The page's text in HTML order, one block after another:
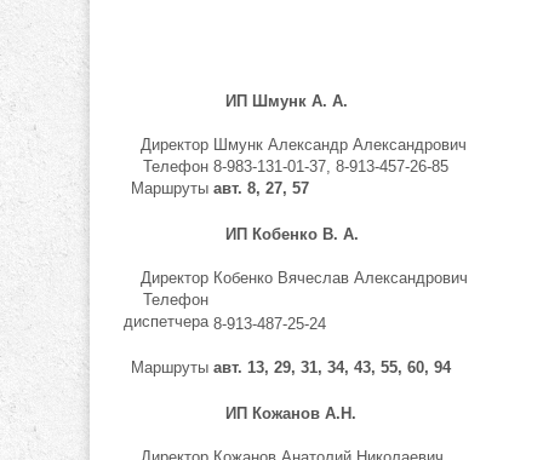
ИП Шмунк А. А.
Директор Шмунк Александр Александрович
Телефон 8-983-131-01-37, 8-913-457-26-85
Маршруты авт. 8, 27, 57
ИП Кобенко В. А.
Директор Кобенко Вячеслав Александрович
Телефон
диспетчера 8-913-487-25-24
Маршруты авт. 13, 29, 31, 34, 43, 55, 60, 94
ИП Кожанов А.Н.